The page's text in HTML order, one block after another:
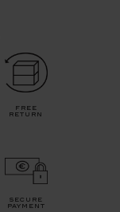
free
return
secure
payment